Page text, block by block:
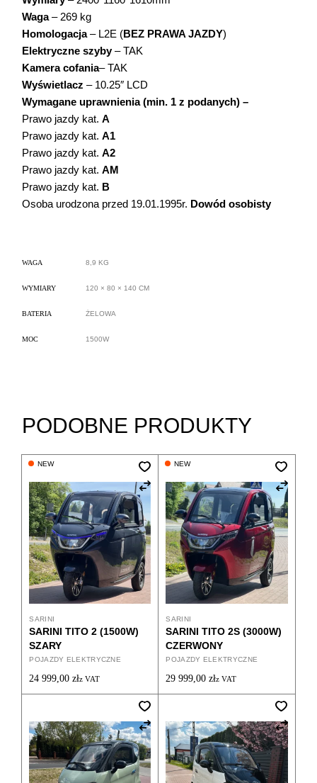
Waga– 269 kg
Homologacja– L2E (BEZ PRAWA JAZDY)
Elektryczne szyby– TAK
Kamera cofania– TAK
Wyświetlacz– 10.25″ LCD
Wymagane uprawnienia (min. 1 z podanych) –
Prawo jazdy kat. A
Prawo jazdy kat.A1
Prawo jazdy kat. A2
Prawo jazdy kat. AM
Prawo jazdy kat. B
Osoba urodzona przed 19.01.1995r. Dowód osobisty
WAGA 8,9 KG
WYMIARY 120 × 80 × 140 CM
BATERIA ŻELOWA
MOC 1500W
PODOBNE PRODUKTY
NEW
SARINI
SARINI TITO 2 (1500W)
SZARY
POJAZDY ELEKTRYCZNE
24 999,00złz VAT
NEW
SARINI
SARINI TITO 2S (3000W)
CZERWONY
POJAZDY ELEKTRYCZNE
29 999,00złz VAT